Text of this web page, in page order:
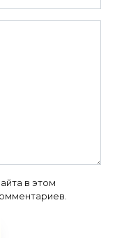
в этом